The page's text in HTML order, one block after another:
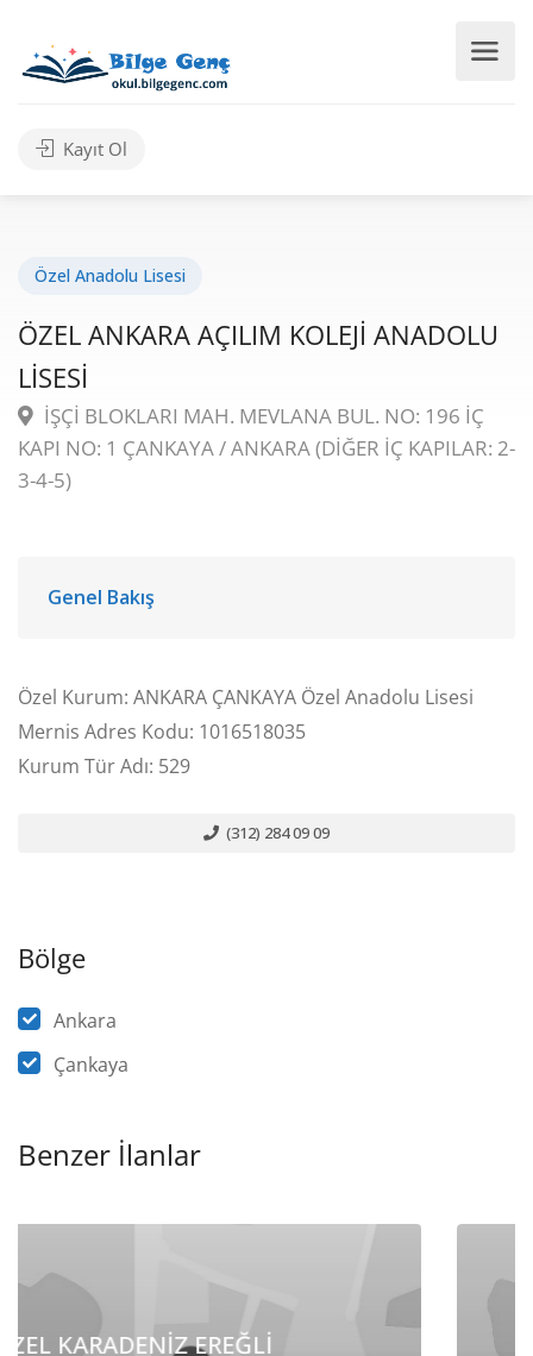
Kayıt Ol
Özel Anadolu Lisesi
ÖZEL ANKARA AÇILIM KOLEJİ ANADOLU
LİSESİ
İŞÇİ BLOKLARI MAH. MEVLANA BUL. NO: 196 İÇ
KAPI NO: 1 ÇANKAYA / ANKARA (DİĞER İÇ KAPILAR: 2-
3-4-5)
Genel Bakış
Özel Kurum: ANKARA ÇANKAYA Özel Anadolu Lisesi
Mernis Adres Kodu: 1016518035
Kurum Tür Adı: 529
(312) 284 09 09
Bölge
Ankara
Çankaya
Benzer İlanlar